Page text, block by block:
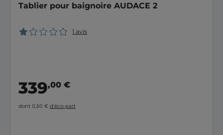
Tablier pour baignoire AUDACE 2
1 avis
339,00 €
dont 0,50 € d’éco-part